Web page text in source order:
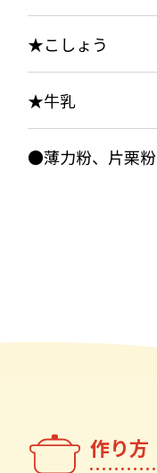
★こしょう
★牛乳
●薄力粉、片栗粉
作り方